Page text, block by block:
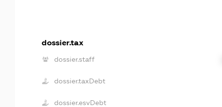
dossier.tax
dossier.staff
dossier.taxDebt
dossier.esvDebt